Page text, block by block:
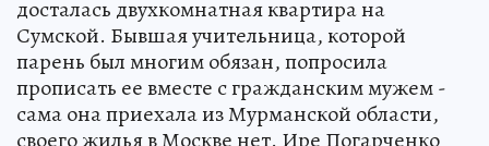
досталась двухкомнатная квартира на
Сумской. Бывшая учительница, которой
парень был многим обязан, попросила
прописать ее вместе с гражданским мужем -
сама она приехала из Мурманской области,
своего жилья в Москве нет. Ире Погарченко